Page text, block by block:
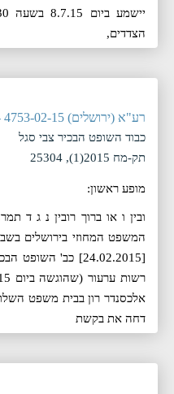
הצדדים,
רע"א (ירושלים) 4753-02-15 - אברהם פריד נ' תמרה טמיר
כבוד השופט הבכיר צבי סגל
תק-מח 2015(1), 25304
מופע ראשון:
ובין ו או ברוך רובין נ ג ד
המשפט המחוזי בירושלים
דחה את בקשת